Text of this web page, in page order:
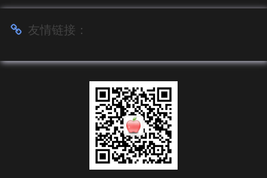
友情链接：